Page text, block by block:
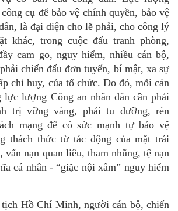
cụ để bảo vệ chính quyền, bảo vệ
là đại diện cho lẽ phải, cho công lý
khác, trong cuộc đấu tranh phòng,
cam go, nguy hiểm, nhiều cán bộ,
chiến đấu đơn tuyến, bí mật, xa sự
chỉ huy, của tổ chức. Do đó, mỗi cán
lực lượng Công an nhân dân cần phải
trị vững vàng, phải tu dưỡng, rèn
mạng để có sức mạnh tự bảo vệ
thách thức từ tác động của mặt trái
nạn quan liêu, tham nhũng, tệ nạn
cá nhân -“giặc nội xâm” nguy hiểm
tịch Hồ Chí Minh, người cán bộ, chiến